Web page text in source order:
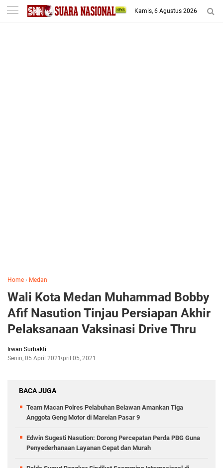
-->
Kamis, 6 Agustus 2026
Home › Medan
Wali Kota Medan Muhammad Bobby
Afif Nasution Tinjau Persiapan Akhir
Pelaksanaan Vaksinasi Drive Thru
Irwan Surbakti
Senin, 05 April 2021April 05, 2021
BACA JUGA
Team Macan Polres Pelabuhan Belawan Amankan Tiga
Anggota Geng Motor di Marelan Pasar 9
Edwin Sugesti Nasution: Dorong Percepatan Perda PBG Guna
Penyederhanaan Layanan Cepat dan Murah